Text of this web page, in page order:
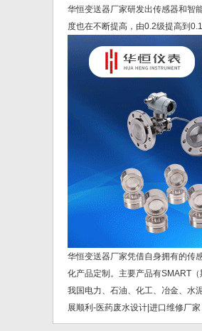
华恒变送器厂家研发出传感器和智
度也在不断提高，由0.2级提高到
华恒变送器厂家凭借自身拥有的传
化产品定制。主要产品有SMART
我国电力、石油、化工、冶金、水
展顺利-医药废水设计|进口维修厂